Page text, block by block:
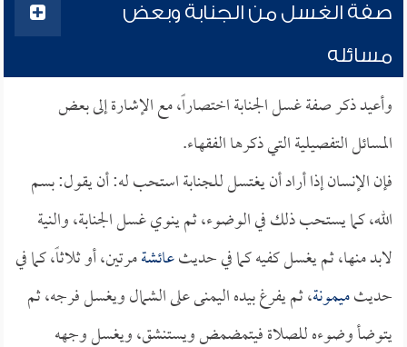
صفة الغسل من الجنابة وبعض
مسائله
وأعيد ذكر صفة غسل الجنابة اختصاراً، مع الإشارة إلى بعض
المسائل التفصيلية التي ذكرها الفقهاء.
فإن الإنسان إذا أراد أن يغتسل للجنابة استحب له: أن يقول: بسم
الله، كما يستحب ذلك في الوضوء، ثم ينوي غسل الجنابة، والنية
لابد منها، ثم يغسل كفيه كما في حديثعائشةمرتين، أو ثلاثاً، كما في
حديثميمونة، ثم يفرغ بيده اليمنى على الشمال ويغسل فرجه، ثم
يتوضأ وضوءه للصلاة فيتمضمض ويستنشق، ويغسل وجهه